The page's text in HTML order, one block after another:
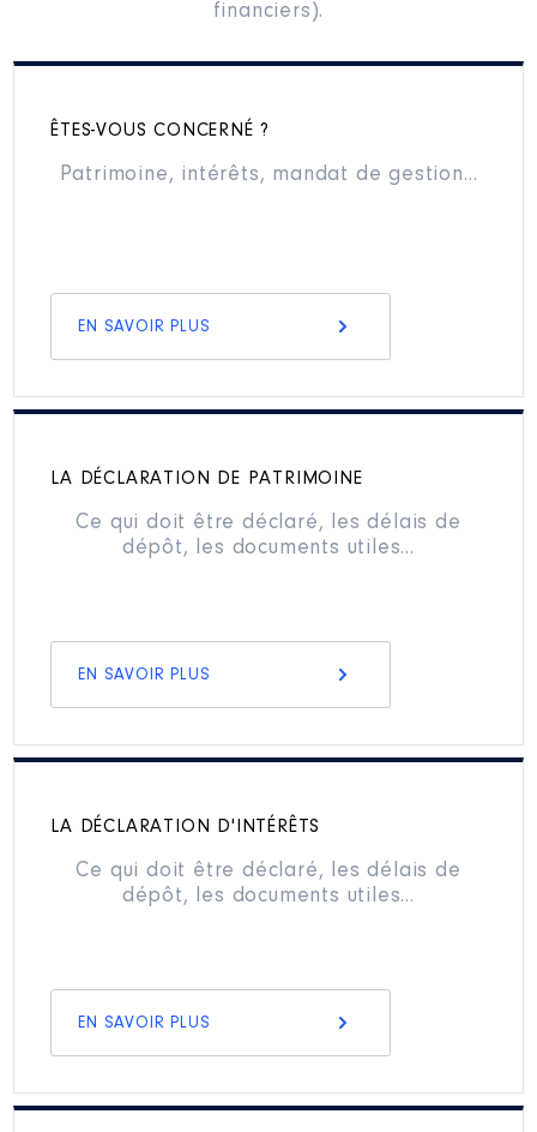
financiers).
ÊTES-VOUS CONCERNÉ ?
Patrimoine, intérêts, mandat de gestion…
EN SAVOIR PLUS
LA DÉCLARATION DE PATRIMOINE
Ce qui doit être déclaré, les délais de
dépôt, les documents utiles…
EN SAVOIR PLUS
LA DÉCLARATION D'INTÉRÊTS
Ce qui doit être déclaré, les délais de
dépôt, les documents utiles…
EN SAVOIR PLUS